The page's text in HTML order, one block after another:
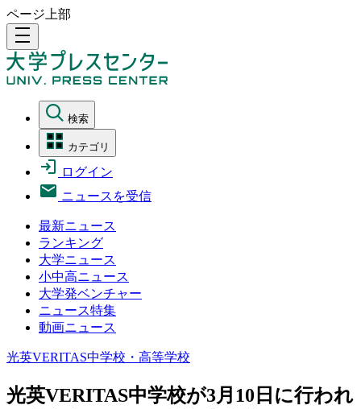
ページ上部
density_medium
検索
カテゴリ
ログイン
ニュースを受信
最新ニュース
ランキング
大学ニュース
小中高ニュース
大学発ベンチャー
ニュース特集
動画ニュース
光英VERITAS中学校・高等学校
光英VERITAS中学校が3月10日に行われ